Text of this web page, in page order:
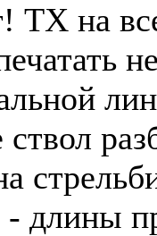
ТХ на
ствол
длины